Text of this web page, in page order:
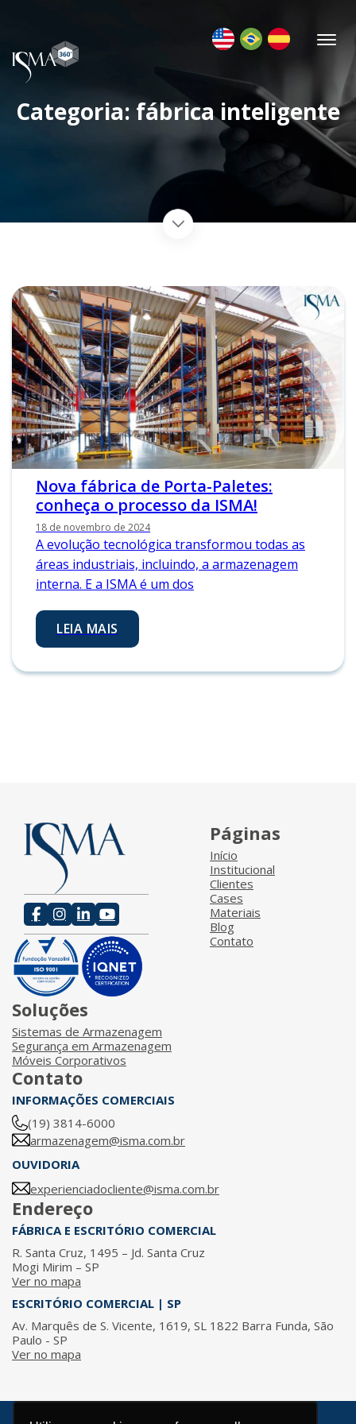
Categoria: fábrica inteligente
Nova fábrica de Porta-Paletes:
conheça o processo da ISMA!
18 de novembro de 2024
A evolução tecnológica transformou todas as
áreas industriais, incluindo, a armazenagem
interna. E a ISMA é um dos
LEIA MAIS
Páginas
Início
Institucional
Clientes
Cases
Materiais
Blog
Contato
Soluções
Sistemas de Armazenagem
Segurança em Armazenagem
Móveis Corporativos
Contato
INFORMAÇÕES COMERCIAIS
(19) 3814-6000
armazenagem@isma.com.br
OUVIDORIA
experienciadocliente@isma.com.br
Endereço
FÁBRICA E ESCRITÓRIO COMERCIAL
R. Santa Cruz, 1495 – Jd. Santa Cruz
Mogi Mirim – SP
Ver no mapa
ESCRITÓRIO COMERCIAL | SP
Av. Marquês de S. Vicente, 1619, SL 1822 Barra Funda, São
Paulo - SP
Ver no mapa